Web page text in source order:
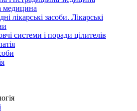
медицина
лікарські засоби. Лікарські
системи і поради цілителів